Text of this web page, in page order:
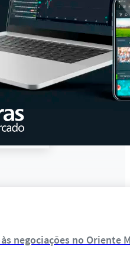
às negociações no